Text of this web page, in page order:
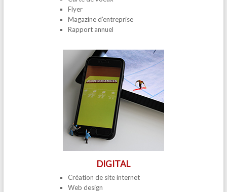
Flyer
Magazine d’entreprise
Rapport annuel
DIGITAL
Création de site internet
Web design